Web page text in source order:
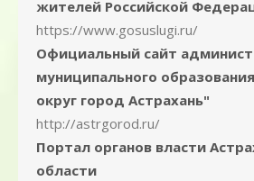
жителей Российской
https://www.gosuslugi.ru/
Официальный сайт
муниципального
округ город Астрахань"
http://astrgorod.ru/
Портал органов власти
области